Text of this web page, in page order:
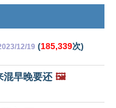
12/19 (185,339次)
混早晚要还 🖼️